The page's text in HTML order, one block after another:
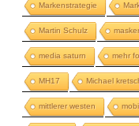
Markenstrategie
Martin Schulz
media saturn mehr
MH17 Michael
mittlerer westen